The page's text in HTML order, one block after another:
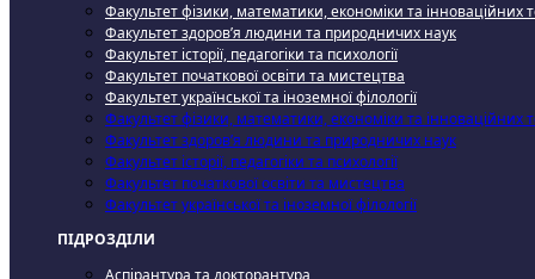
Факультет фізики, математики, економіки та інноваційних
Факультет здоров’я людини та природничих наук
Факультет історії, педагогіки та психології
Факультет початкової освіти та мистецтва
Факультет української та іноземної філології
Факультет фізики, математики, економіки та інноваційних
Факультет здоров’я людини та природничих наук
Факультет історії, педагогіки та психології
Факультет початкової освіти та мистецтва
Факультет української та іноземної філології
ПІДРОЗДІЛИ
Аспірантура та докторантура